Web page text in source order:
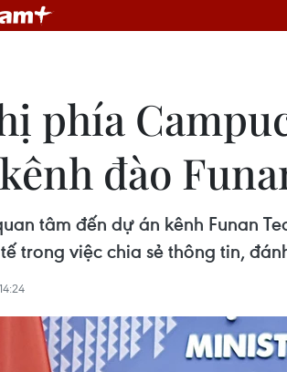
phía
đào
tâm đến dự án kênh Funan
trong việc chia sẻ thông tin,